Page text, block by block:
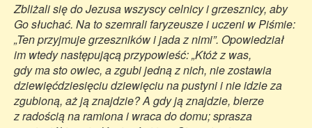
Zbliżali się do Jezusa wszyscy celnicy i grzesznicy, aby
Go słuchać. Na to szemrali faryzeusze i uczeni w Piśmie:
„Ten przyjmuje grzeszników i jada z nimi”. Opowiedział
im wtedy następującą przypowieść: „Któż z was,
gdy ma sto owiec, a zgubi jedną z nich, nie zostawia
dziewięćdziesięciu dziewięciu na pustyni i nie idzie za
zgubioną, aż ją znajdzie? A gdy ją znajdzie, bierze
z radością na ramiona i wraca do domu; sprasza